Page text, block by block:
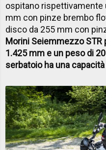
ospitano rispettivamente
mm con pinze brembo
disco da 255 mm con
Morini Seiemmezzo
1.425 mm e un peso di
serbatoio ha una